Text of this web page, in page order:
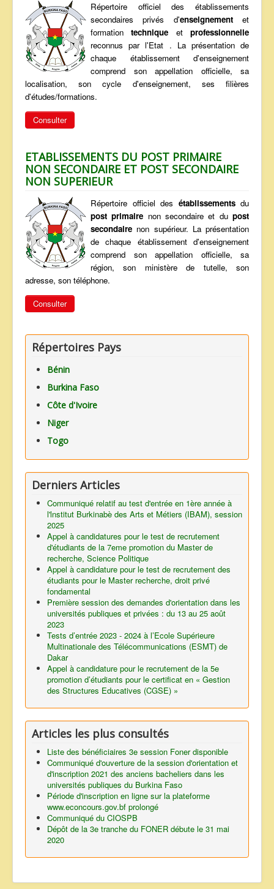
Répertoire officiel des établissements
secondaires privés d'enseignementet
formationtechnique etprofessionnelle
reconnus par l'Etat . La présentation de
chaque établissement d'enseignement
comprend son appellation officielle, sa
localisation, son cycle d'enseignement, ses filières
d'études/formations.
Consulter
ETABLISSEMENTS DU POST PRIMAIRE
NON SECONDAIRE ET POST SECONDAIRE
NON SUPERIEUR
Répertoire officiel des établissementsdu
post primaire non secondaire et dupost
secondaire non supérieur. La présentation
de chaque établissement d'enseignement
comprend son appellation officielle, sa
région, son ministère de tutelle, son
adresse, son téléphone.
Consulter
Répertoires Pays
Bénin
Burkina Faso
Côte d'Ivoire
Niger
Togo
Derniers Articles
Communiqué relatif au test d'entrée en 1ère année à
l'lnstitut Burkinabè des Arts et Métiers (IBAM), session
2025
Appel à candidatures pour le test de recrutement
d'étudiants de la 7eme promotion du Master de
recherche, Science Politique
Appel à candidature pour le test de recrutement des
étudiants pour le Master recherche, droit privé
fondamental
Première session des demandes d'orientation dans les
universités publiques et privées : du 13 au 25 août
2023
Tests d’entrée 2023 - 2024 à l’Ecole Supérieure
Multinationale des Télécommunications (ESMT) de
Dakar
Appel à candidature pour le recrutement de la 5e
promotion d’étudiants pour le certificat en « Gestion
des Structures Educatives (CGSE) »
Articles les plus consultés
Liste des bénéficiaires 3e session Foner disponible
Communiqué d'ouverture de la session d'orientation et
d'inscription 2021 des anciens bacheliers dans les
universités publiques du Burkina Faso
Période d'inscription en ligne sur la plateforme
www.econcours.gov.bf prolongé
Communiqué du CIOSPB
Dépôt de la 3e tranche du FONER débute le 31 mai
2020